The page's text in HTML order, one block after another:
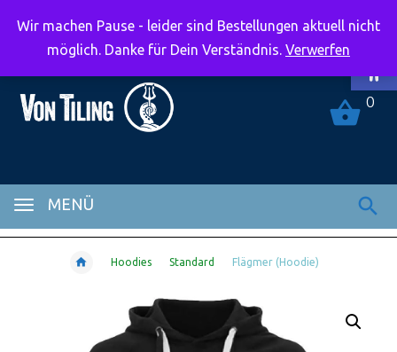
MENÜ
0
Hoodies Standard Flägmer (Hoodie)
Wir machen Pause - leider sind Bestellungen aktuell nicht
möglich. Danke für Dein Verständnis. Verwerfen